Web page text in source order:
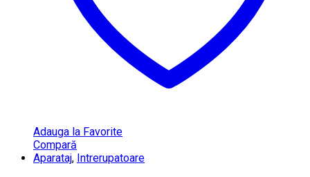
Adauga la Favorite
Compară
Aparataj, Intrerupatoare